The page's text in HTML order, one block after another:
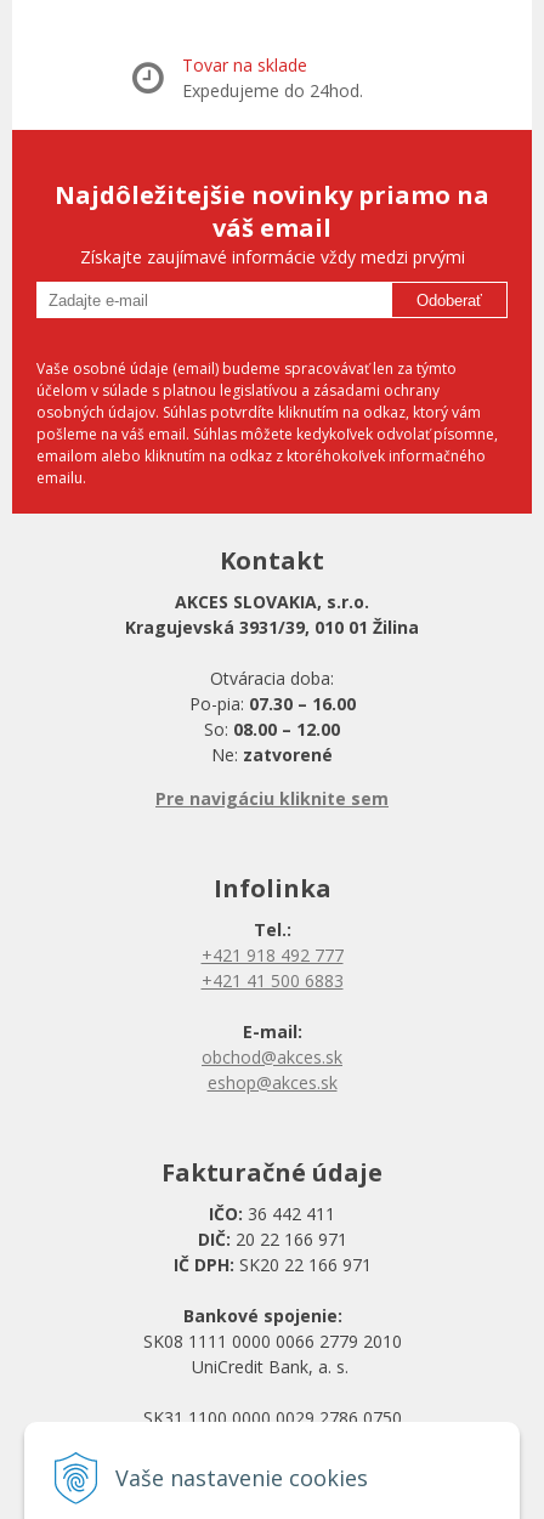
Vaše nastavenie cookies
Tovar na sklade
Expedujeme do 24hod.
Najdôležitejšie novinky priamo na
váš email
Získajte zaujímavé informácie vždy medzi prvými
Odoberať
Vaše osobné údaje (email) budeme spracovávať len za týmto
účelom v súlade s platnou legislatívou a zásadami ochrany
osobných údajov. Súhlas potvrdíte kliknutím na odkaz, ktorý vám
pošleme na váš email. Súhlas môžete kedykoľvek odvolať písomne,
emailom alebo kliknutím na odkaz z ktoréhokoľvek informačného
emailu.
Kontakt
AKCES SLOVAKIA, s.r.o.
Kragujevská 3931/39, 010 01 Žilina
Otváracia doba:
Po-pia: 07.30 – 16.00
So: 08.00 – 12.00
Ne: zatvorené
Pre navigáciu kliknite sem
Infolinka
Tel.:
+421 918 492 777
+421 41 500 6883
E-mail:
obchod@akces.sk
eshop@akces.sk
Fakturačné údaje
IČO: 36 442 411
DIČ: 20 22 166 971
IČ DPH: SK20 22 166 971
Bankové spojenie:
SK08 1111 0000 0066 2779 2010
UniCredit Bank, a. s.
SK31 1100 0000 0029 2786 0750